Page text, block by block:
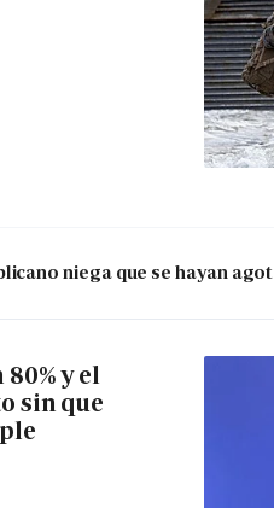
niega que se hayan
y el
sin que